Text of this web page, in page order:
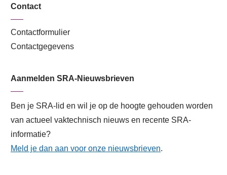
Contact
Contactformulier
Contactgegevens
Aanmelden SRA-Nieuwsbrieven
Ben je SRA-lid en wil je op de hoogte gehouden worden
van actueel vaktechnisch nieuws en recente SRA-
informatie?
Meld je dan aan voor onze nieuwsbrieven.